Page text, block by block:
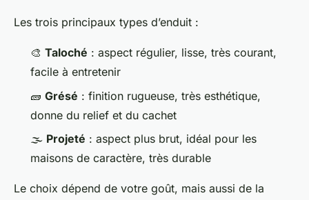
Les trois principaux types d’enduit :
🎨 Taloché : aspect régulier, lisse, très courant,
facile à entretenir
🧱 Grésé : finition rugueuse, très esthétique,
donne du relief et du cachet
🌫️ Projeté : aspect plus brut, idéal pour les
maisons de caractère, très durable
Le choix dépend de votre goût, mais aussi de la